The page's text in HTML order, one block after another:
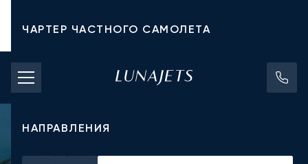
ЧАРТЕР ЧАСТНОГО САМОЛЕТА
СТОИМОСТЬ ЧАРТЕРА
ЧАСТНЫЕ САМОЛЕТЫ
НАПРАВЛЕНИЯ